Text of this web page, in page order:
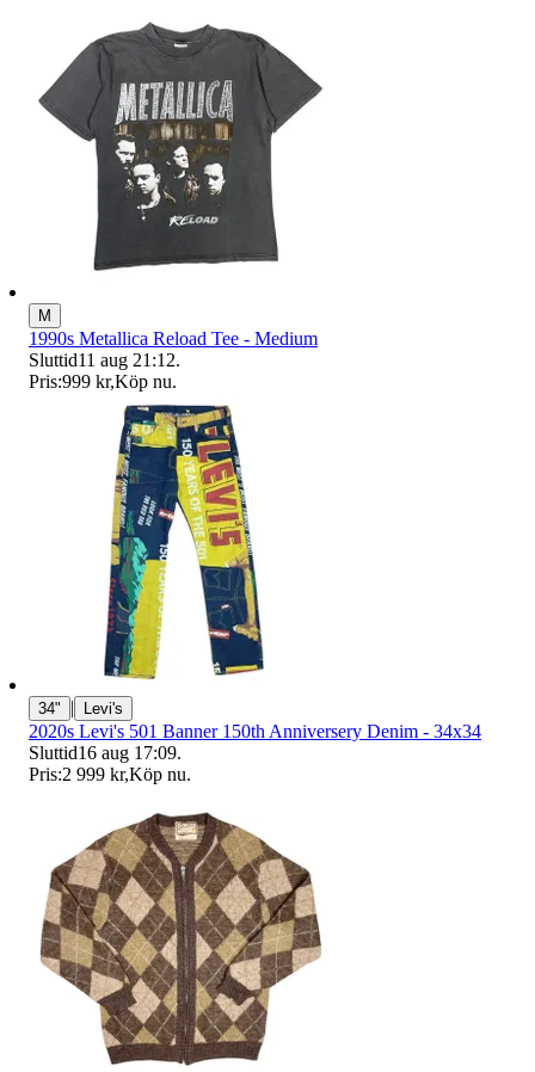
M
1990s Metallica Reload Tee - Medium
Sluttid11 aug 21:12.
Pris:999 kr,Köp nu.
34" | Levi's
2020s Levi's 501 Banner 150th Anniversery Denim - 34x34
Sluttid16 aug 17:09.
Pris:2 999 kr,Köp nu.